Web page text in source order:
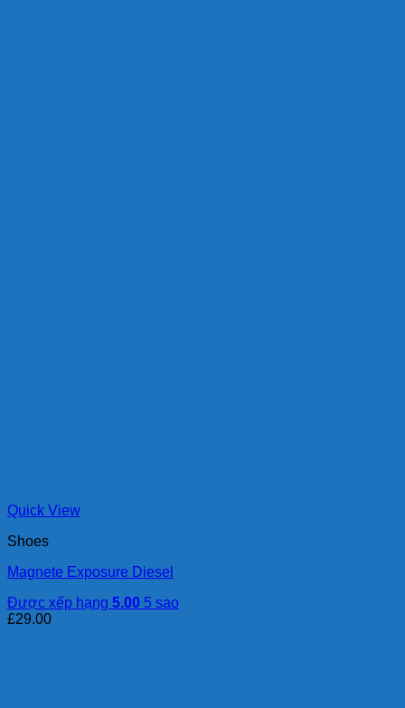
Quick View
Shoes
Magnete Exposure Diesel
Được xếp hạng 5.00 5 sao
£29.00